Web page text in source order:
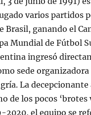
varios partidos
Brasil, ganando el
Mundial de Fútbol
ingresó
sede
La
de los pocos ‘brotes
2020, el equipo se